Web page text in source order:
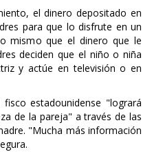
el dinero depositado en
para que lo disfrute en un
mismo que el dinero que le
deciden que el niño o niña
y actúe en televisión o en
estadounidense "logrará
de la pareja" a través de las
"Mucha más información